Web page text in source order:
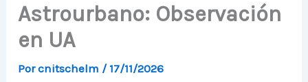
Astrourbano: Observación
en UA
Porcnitschelm / 17/11/2026